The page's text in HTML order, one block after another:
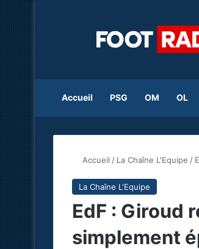
Accueil PSG OM OL
Accueil / La Chaîne L'Equipe /
La Chaîne L'Equipe
EdF : Giroud
simplement